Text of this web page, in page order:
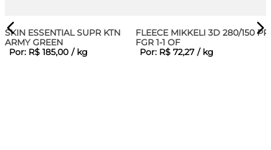
SKIN ESSENTIAL SUPR KTN
ARMY GREEN
Por: R$ 185,00 / kg
FLEECE MIKKELI 3D 280/150
FGR 1-1 OF
Por: R$ 72,27 / kg